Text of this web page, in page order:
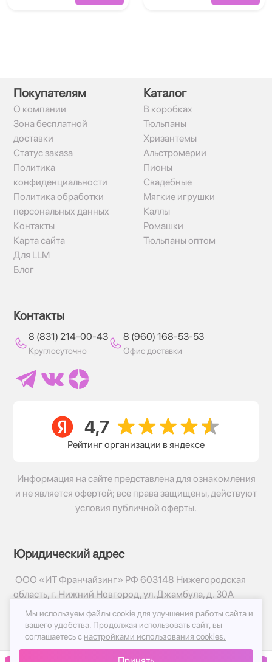
Покупателям
О компании
Зона бесплатной
доставки
Статус заказа
Политика
конфиденциальности
Политика обработки
персональных данных
Контакты
Карта сайта
Для LLM
Блог
Каталог
В коробках
Тюльпаны
Хризантемы
Альстромерии
Пионы
Свадебные
Мягкие игрушки
Каллы
Ромашки
Тюльпаны оптом
Контакты
8 (831) 214-00-43
Круглосуточно
8 (960) 168-53-53
Офис доставки
Рейтинг организации в яндексе
Информация на сайте представлена для ознакомления
и не является офертой; все права защищены, действуют
условия публичной оферты.
Юридический адрес
ООО «ИТ Франчайзинг» РФ 603148 Нижегородская
область, г. Нижний Новгород, ул. Джамбула, д. 30А
© 2017-2026г, База Цветов 24.ру
Политика конфиденциальности
Публичная оферта
Мы используем файлы cookie для улучшения работы сайта и
вашего удобства. Продолжая использовать сайт, вы
соглашаетесь с настройками использования cookies.